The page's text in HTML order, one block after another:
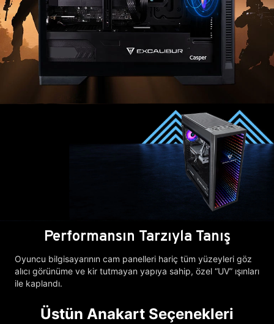
Performansın Tarzıyla Tanış
Oyuncu bilgisayarının cam panelleri hariç tüm yüzeyleri göz
alıcı görünüme ve kir tutmayan yapıya sahip, özel “UV” ışınları
ile kaplandı.
Üstün Anakart Seçenekleri